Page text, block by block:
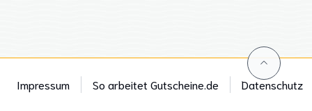
Impressum So arbeitet Gutscheine.de Datenschutz